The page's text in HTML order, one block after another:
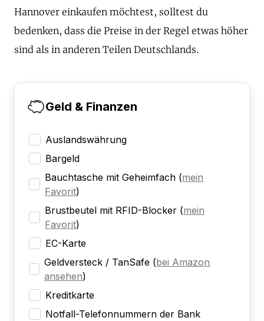
Hannover einkaufen möchtest, solltest du
bedenken, dass die Preise in der Regel etwas höher
sind als in anderen Teilen Deutschlands.
Geld & Finanzen
Auslandswährung
Bargeld
Bauchtasche mit Geheimfach (mein
Favorit)
Brustbeutel mit RFID-Blocker (mein
Favorit)
EC-Karte
Geldversteck / TanSafe (bei Amazon
ansehen)
Kreditkarte
Notfall-Telefonnummern der Bank